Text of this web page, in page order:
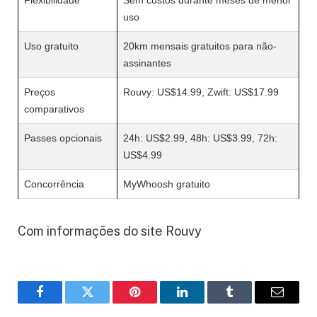
uso
Uso gratuito
20km mensais gratuitos para não-
assinantes
Preços
comparativos
Rouvy: US$14.99, Zwift: US$17.99
Passes opcionais
24h: US$2.99, 48h: US$3.99, 72h:
US$4.99
Concorrência MyWhoosh gratuito
Com informações do site Rouvy
FacebookTwitter Pinterest LinkedInTumblr Email